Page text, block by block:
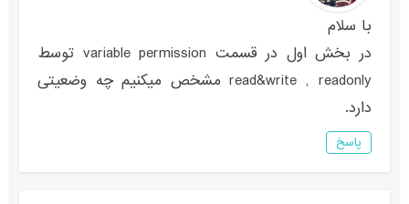
با سلام
در بخش اول در قسمت variable permission توسط
read&write , readonly مشخص میکنیم چه وضعیتی
دارد.
پاسخ